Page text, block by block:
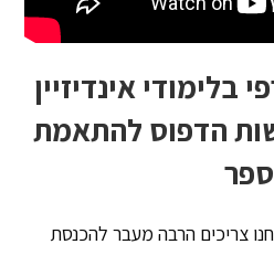
בלימודי אינדיזיין
הדפוס להתאמת
צריכים הרבה מעבר להכנסת